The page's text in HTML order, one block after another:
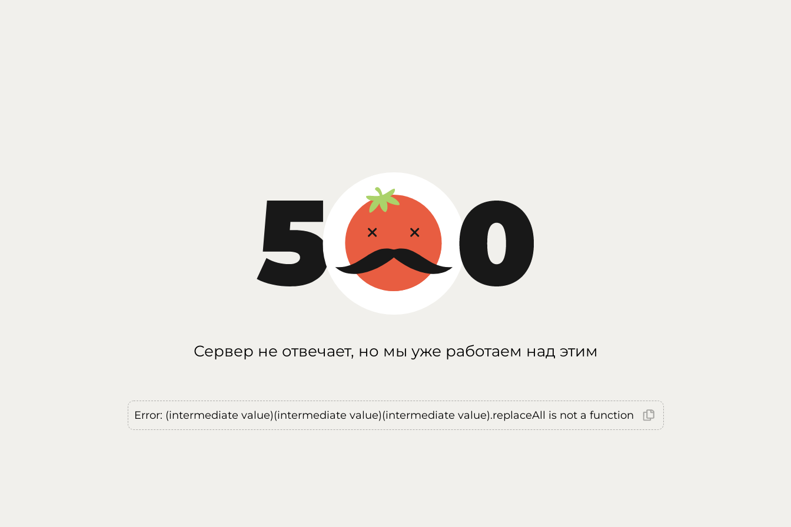
Сервер не отвечает, но мы уже работаем над этим
Error: (intermediate value)(intermediate value)(intermediate value).replaceAll is not a function